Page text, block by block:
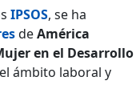
IPSOS, se ha
deAmérica
en el Desarrollo
ámbito laboral y